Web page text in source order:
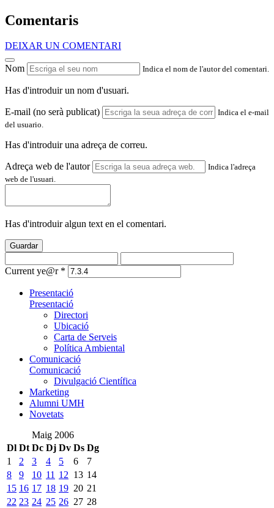
Comentaris
DEIXAR UN COMENTARI
Nom Indica el nom de l'autor del comentari.
Has d'introduir un nom d'usuari.
E-mail (no serà publicat)
Indica el e-mail
del usuario.
Has d'introduir una adreça de correu.
Adreça web de l'autor
Indica l'adreça
web de l'usuari.
Has d'introduir algun text en el comentari.
Guardar
Current ye@r *
Presentació
Presentació
Directori
Ubicació
Carta de Serveis
Política Ambiental
Comunicació
Comunicació
Divulgació Científica
Marketing
Alumni UMH
Novetats
Maig 2006
Dl Dt Dc Dj Dv Ds Dg
1
2 3 4 5 6
7
8
9 10 11 12 13 14
15 16 17 18 19 20 21
22 23 24 25 26 27 28